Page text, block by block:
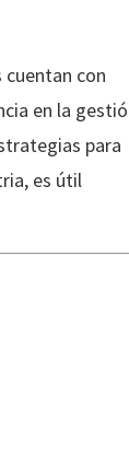
con
en la
para
es útil